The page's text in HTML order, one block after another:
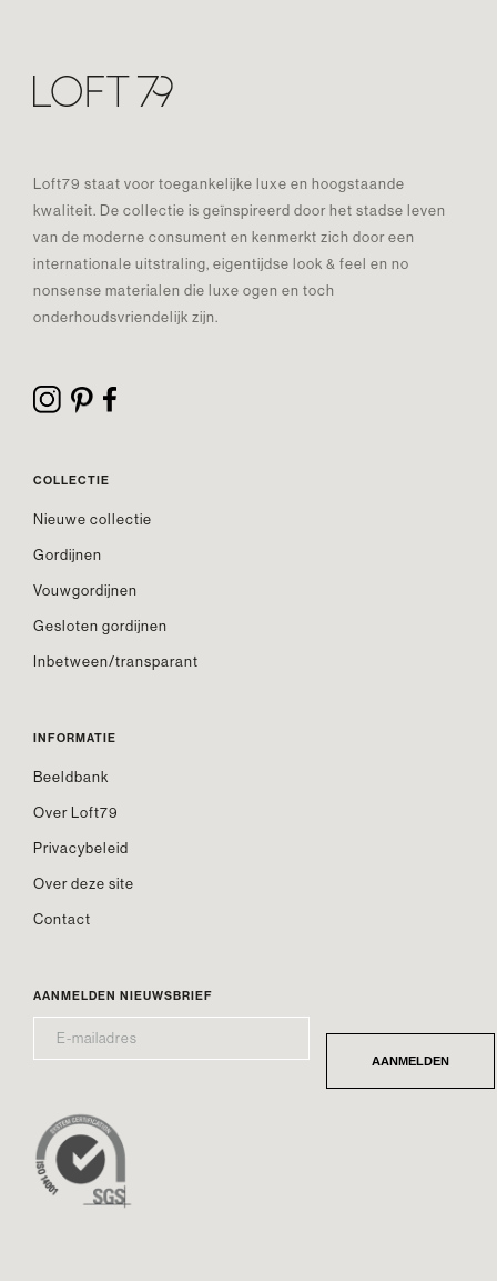
Loft79 staat voor toegankelijke luxe en hoogstaande
kwaliteit. De collectie is geïnspireerd door het stadse leven
van de moderne consument en kenmerkt zich door een
internationale uitstraling, eigentijdse look & feel en no
nonsense materialen die luxe ogen en toch
onderhoudsvriendelijk zijn.
COLLECTIE
Nieuwe collectie
Gordijnen
Vouwgordijnen
Gesloten gordijnen
Inbetween/transparant
INFORMATIE
Beeldbank
Over Loft79
Privacybeleid
Over deze site
Contact
AANMELDEN NIEUWSBRIEF
MAILADRES* AANMELDEN